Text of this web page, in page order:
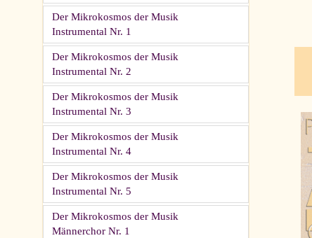
Der Mikrokosmos der Musik
Instrumental Nr. 1
Der Mikrokosmos der Musik
Instrumental Nr. 2
Der Mikrokosmos der Musik
Instrumental Nr. 3
Der Mikrokosmos der Musik
Instrumental Nr. 4
Der Mikrokosmos der Musik
Instrumental Nr. 5
Der Mikrokosmos der Musik
Männerchor Nr. 1